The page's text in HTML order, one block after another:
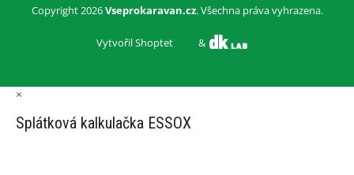
Vytvořil Shoptet &
Copyright 2026Vseprokaravan.cz. Všechna práva vyhrazena.
×
Splátková kalkulačka ESSOX